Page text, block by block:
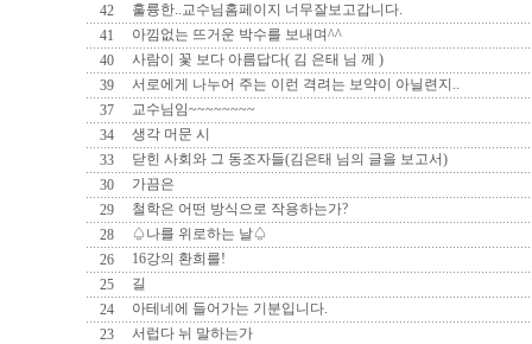
42 훌륭한..교수님홈페이지 너무잘보고갑니다.
41
아낌없는 뜨거운 박수를 보내며^^
40
사람이 꽃 보다 아름답다( 김 은태 님 께 )
39
서로에게 나누어 주는 이런 격려는 보약이 아닐련지..
37
교수님임~~~~~~~~
34
생각 머문 시
33
닫힌 사회와 그 동조자들(김은태 님의 글을 보고서)
30
가끔은
29
철학은 어떤 방식으로 작용하는가?
28
♤나를 위로하는 날♤
26
16강의 환희를!
25
길
24
아테네에 들어가는 기분입니다.
23
서럽다 뉘 말하는가